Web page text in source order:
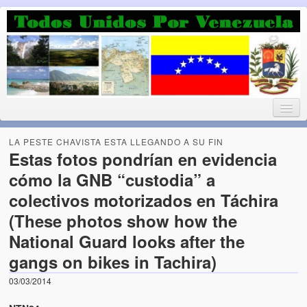
Luchando por la Democracia
Fuera el chavismo, la peor peste que le ha caido a esta tierra
Home
¡Bienvenido!
Todos Unidos por Venezuela te da la bienvenida a éste nuestro
Blog. (Todos Unidos por Venezuela welcomes you to our Blog)
Acerca de este blog (About this Blog)
LA PESTE CHAVISTA ESTA LLEGANDO A SU FIN
Estas fotos pondrían en evidencia
cómo la GNB “custodia” a
colectivos motorizados en Táchira
(These photos show how the
National Guard looks after the
gangs on bikes in Tachira)
03/03/2014